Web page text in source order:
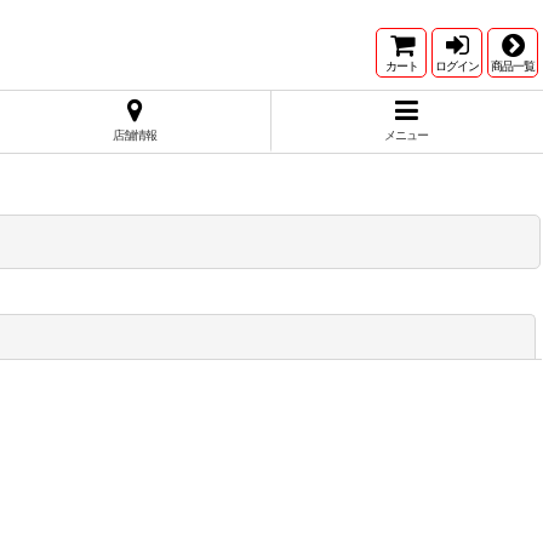
カート ログイン 商品一覧
店舗情報 メニュー